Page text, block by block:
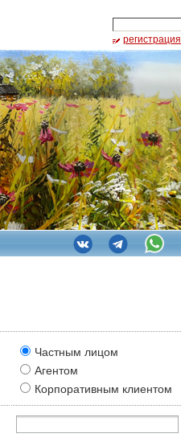
регистрация
Частным лицом
Агентом
Корпоративным клиентом